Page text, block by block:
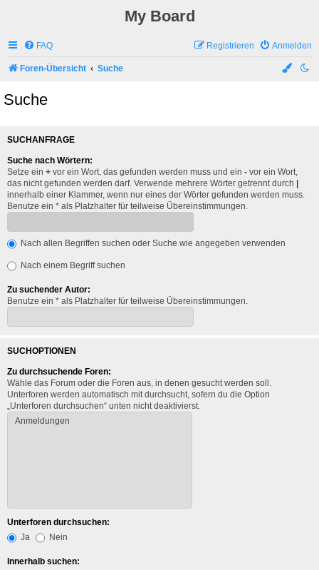
My Board
FAQ Anmelden
Registrieren
Foren-Übersicht Suche
Suche
SUCHANFRAGE
Suche nach Wörtern:
Setze ein + vor ein Wort, das gefunden werden muss und ein - vor ein Wort,
das nicht gefunden werden darf. Verwende mehrere Wörter getrennt durch |
innerhalb einer Klammer, wenn nur eines der Wörter gefunden werden muss.
Benutze ein * als Platzhalter für teilweise Übereinstimmungen.
Nach allen Begriffen suchen oder Suche wie angegeben verwenden
Nach einem Begriff suchen
Zu suchender Autor:
Benutze ein * als Platzhalter für teilweise Übereinstimmungen.
SUCHOPTIONEN
Zu durchsuchende Foren:
Wähle das Forum oder die Foren aus, in denen gesucht werden soll.
Unterforen werden automatisch mit durchsucht, sofern du die Option
„Unterforen durchsuchen“ unten nicht deaktivierst.
Unterforen durchsuchen:
Ja
Nein
Innerhalb suchen: